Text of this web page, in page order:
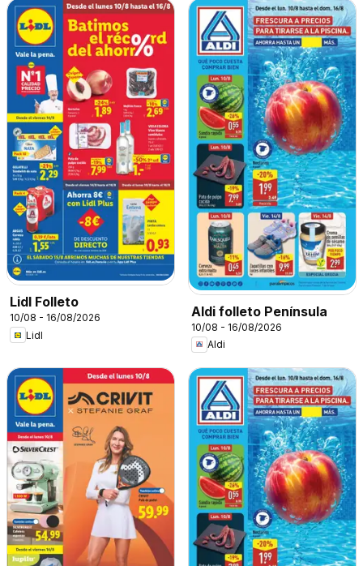
Lidl Folleto
10/08 - 16/08/2026
Lidl
Aldi folleto Península
10/08 - 16/08/2026
Aldi